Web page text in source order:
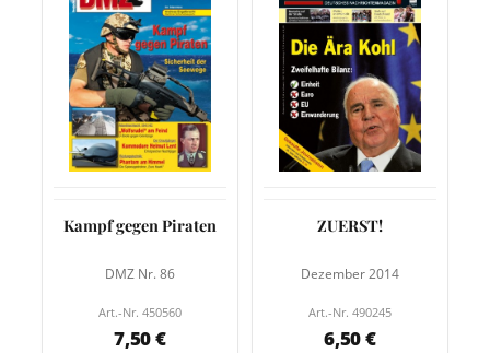
Kampf gegen Piraten
DMZ Nr. 86
Art.-Nr. 450560
7,50 €
ZUERST!
Dezember 2014
Art.-Nr. 490245
6,50 €